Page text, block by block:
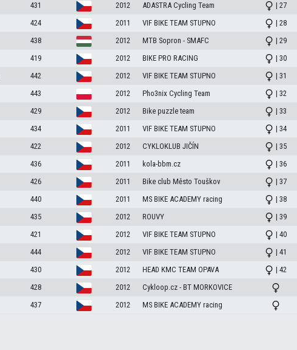
431 2012 ADASTRA Cycling Team | 27
424 2011 VIF BIKE TEAM STUPNO | 28
438 2012 MTB Sopron - SMAFC | 29
419 2012 BIKE PRO RACING | 30
442 2012 VIF BIKE TEAM STUPNO | 31
443 2012 Pho3nix Cycling Team | 32
429 2012 Bike puzzle team | 33
434 2011 VIF BIKE TEAM STUPNO | 34
422 2012 CYKLOKLUB JIČÍN | 35
436 2011 kola-bbm.cz | 36
426 2011 Bike club Město Touškov | 37
440 2011 MS BIKE ACADEMY racing | 38
435 2012 ROUVY | 39
421 2012 VIF BIKE TEAM STUPNO | 40
444 2012 VIF BIKE TEAM STUPNO | 41
430 2012 HEAD KMC TEAM OPAVA | 42
428 2012 Cykloop.cz - BT MORKOVICE
437 2012 MS BIKE ACADEMY racing